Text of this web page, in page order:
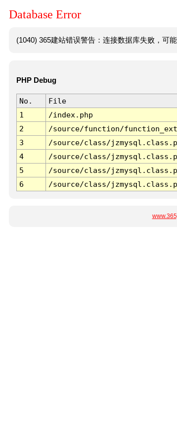
Database Error
(1040) 365建站错误警告：连接数据库失败，可
PHP Debug
No. File
1
/index.php
2
/source/function/
3
/source/class/
4
/source/class/
5
/source/class/
6
/source/class/